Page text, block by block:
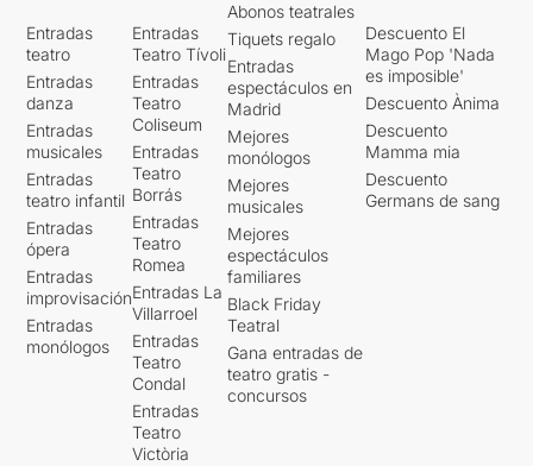
Entradas
teatro
Entradas
danza
Entradas
musicales
Entradas
teatro infantil
Entradas
ópera
Entradas
improvisación
Entradas
monólogos
Entradas
Teatro Tívoli
Entradas
Teatro
Coliseum
Entradas
Teatro
Borrás
Entradas
Teatro
Romea
Entradas La
Villarroel
Entradas
Teatro
Condal
Entradas
Teatro
Victòria
Abonos teatrales
Tiquets regalo
Entradas
espectáculos en
Madrid
Mejores
monólogos
Mejores
musicales
Mejores
espectáculos
familiares
Black Friday
Teatral
Gana entradas de
teatro gratis -
concursos
Descuento El
Mago Pop 'Nada
es imposible'
Descuento Ànima
Descuento
Mamma mia
Descuento
Germans de sang